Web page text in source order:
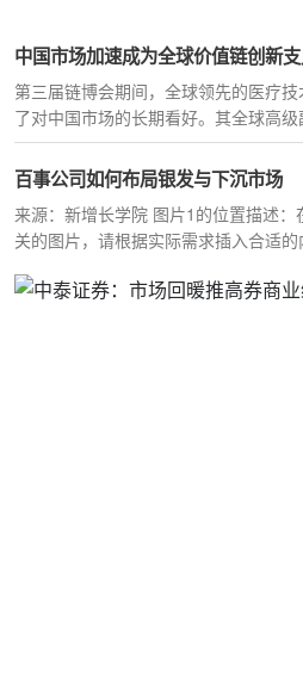
中国市场加速成为全球价值链创新
第三届链博会期间，全球领先的医疗
了对中国市场的长期看好。其全球高级
百事公司如何布局银发与下沉市场
来源：新增长学院 图片1的位置描述：在此处应有一张与本文主题相
关的图片，请根据实际需求插入合适